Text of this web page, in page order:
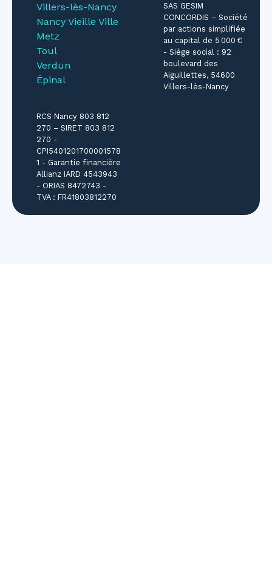
Villers-lès-Nancy
Nancy Vieille Ville
Metz
Toul
Verdun
Épinal
SAS GESIM
CONCORDIS – Société
par actions simplifiée
au capital de 5 000 €
- Siège social : 92
boulevard des
Aiguillettes, 54600
Villers-lès-Nancy
RCS Nancy 803 812
270 – SIRET 803 812
270 -
CPI5401201700001578
1 - Garantie financière
Allianz IARD 4543943
- ORIAS 8472743 -
TVA : FR41803812270